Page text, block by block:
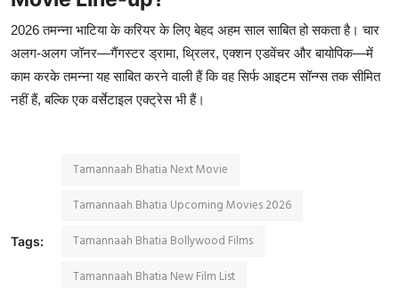
2026 तमन्ना भाटिया के करियर के लिए बेहद अहम साल साबित हो सकता है। चार
अलग-अलग जॉनर—गैंगस्टर ड्रामा, थ्रिलर, एक्शन एडवेंचर और बायोपिक—में
काम करके तमन्ना यह साबित करने वाली हैं कि वह सिर्फ आइटम सॉन्ग्स तक सीमित
नहीं हैं, बल्कि एक वर्सेटाइल एक्ट्रेस भी हैं।
Tags:
Tamannaah Bhatia Next Movie
Tamannaah Bhatia Upcoming Movies 2026
Tamannaah Bhatia Bollywood Films
Tamannaah Bhatia New Film List